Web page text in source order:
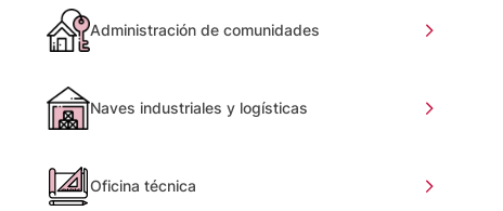
Administración de comunidades
Naves industriales y logísticas
Oficina técnica